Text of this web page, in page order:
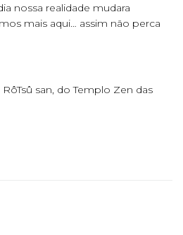
nossa realidade mudara
mais aqui… assim não perca
san, do Templo Zen das